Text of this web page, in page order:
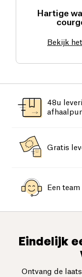
Hartige
Bekijk
48u
Gratis
Een
Eindelijk
Ontvang de